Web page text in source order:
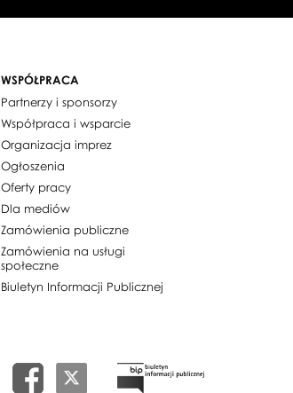
WSPÓŁPRACA
Partnerzy i sponsorzy
Współpraca i wsparcie
Organizacja imprez
Ogłoszenia
Oferty pracy
Dla mediów
Zamówienia publiczne
Zamówienia na usługi
społeczne
Biuletyn Informacji Publicznej